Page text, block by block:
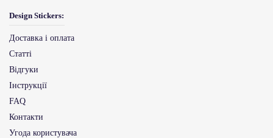
Design Stickers:
Доставка і оплата
Статті
Відгуки
Інструкції
FAQ
Контакти
Угода користувача